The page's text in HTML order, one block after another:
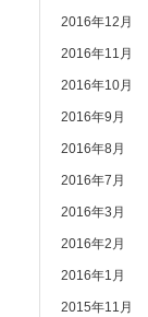
2016年12月
2016年11月
2016年10月
2016年9月
2016年8月
2016年7月
2016年3月
2016年2月
2016年1月
2015年11月